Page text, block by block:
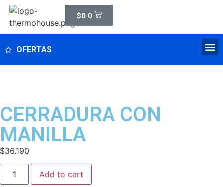
$0 0
OFERTAS
CERRADURA CON
MANILLA
$36.190
Add to cart